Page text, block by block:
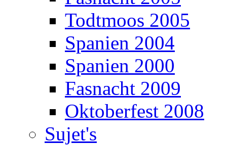
Todtmoos 2005
Spanien 2004
Spanien 2000
Fasnacht 2009
Oktoberfest 2008
Sujet's